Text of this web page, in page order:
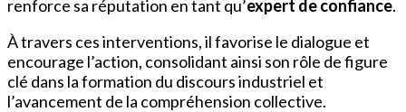
renforce sa réputation en tant qu’expert de confiance.
À travers ces interventions, il favorise le dialogue et
encourage l’action, consolidant ainsi son rôle de figure
clé dans la formation du discours industriel et
l’avancement de la compréhension collective.